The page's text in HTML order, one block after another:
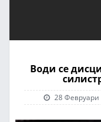
Води се
28 Февруари